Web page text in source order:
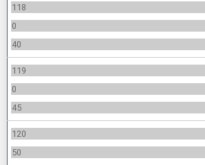
118
0
40
119
0
45
120
50